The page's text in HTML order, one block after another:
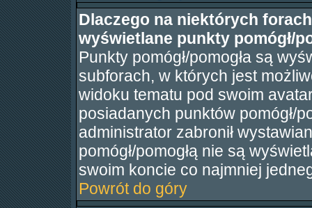
Dlaczego na niektórych
wyświetlane punkty pomógł/
Punkty pomógł/pomogła są
subforach, w których jest
widoku tematu pod swoim
posiadanych punktów pomógł/
administrator zabronił
pomógł/pomogłą nie są
swoim koncie co najmniej
Powrót do góry